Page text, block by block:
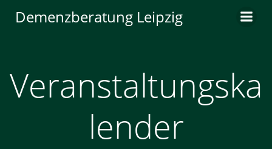
Inhalt
Demenzberatung Leipzig
Veranstaltungska
lender